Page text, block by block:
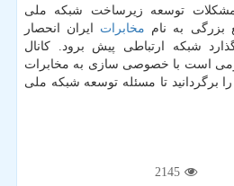
توسعه زیرساخت شبکه ملی
بزرگی به نام مخابرات ایران انحصار
شبکه ارتباطی پیش برود. کانال
است با خصوصی سازی به مخابرات
برگردانید تا مسئله توسعه شبکه ملی
2145